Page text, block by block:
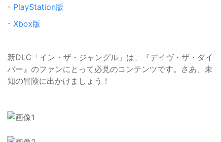
- PlayStation版
- Xbox版
新DLC「イン・ザ・ジャングル」は、『デイヴ・ザ・ダイ
バー』のファンにとって必見のコンテンツです。さあ、未
知の冒険に出かけましょう！